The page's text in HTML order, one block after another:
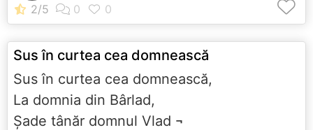
Sus în curtea cea domnească
Sus în curtea cea domnească,
La domnia din Bârlad,
Şade tânăr domnul Vlad ¬